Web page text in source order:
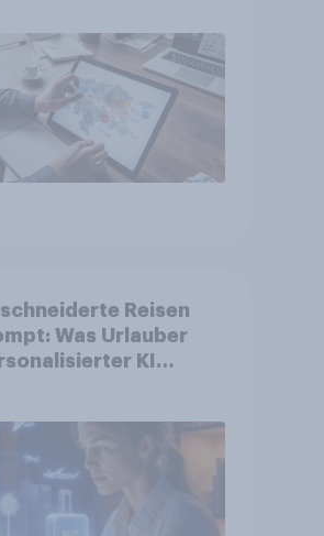
Reisen
Was Urlauber
KI
genutzt werden